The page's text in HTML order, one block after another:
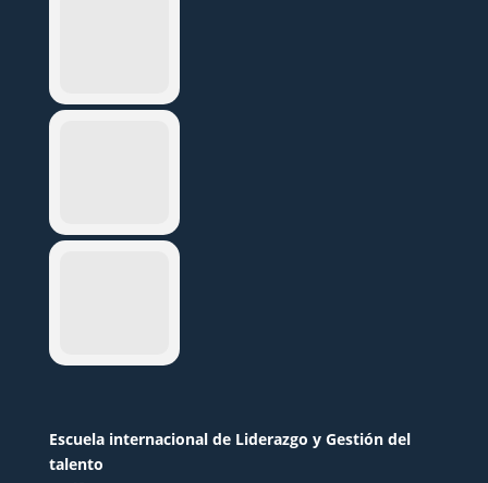
Escuela internacional de Liderazgo y Gestión del
talento